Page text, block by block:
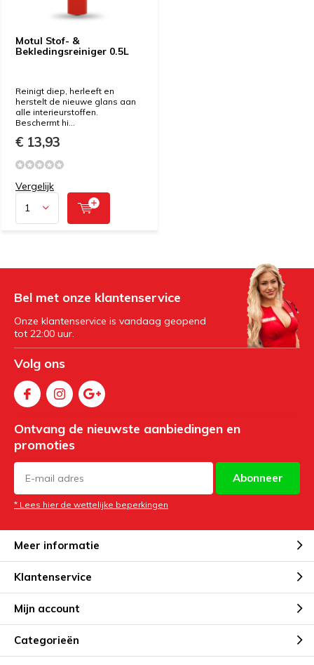
Motul Stof- &
Bekledingsreiniger 0.5L
Reinigt diep, herleeft en
herstelt de nieuwe glans aan
alle interieurstoffen.
Beschermt hi...
€ 13,93
Vergelijk
Bel met onze klantenservice
Onze klantenservice is vandaag geopend
tot 22:00 uur.
Volg ons
Ontvang de nieuwste aanbiedingen en
promoties
Abonneer
* Lees hier de wettelijke beperkingen
Meer informatie
Klantenservice
Mijn account
Categorieën